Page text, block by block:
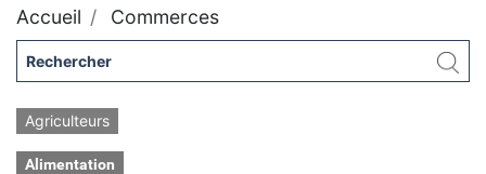
Accueil Commerces
Agriculteurs
Alimentation